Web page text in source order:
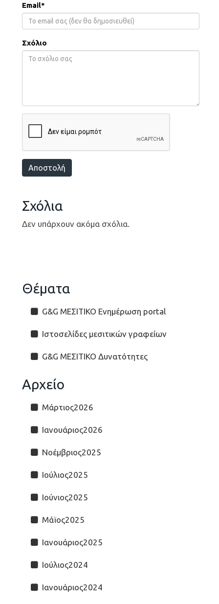
Email*
Σχόλιο
Αποστολή
Σχόλια
Δεν υπάρχουν ακόμα σχόλια.
Θέματα
G&G ΜΕΣΙΤΙΚΟ Ενημέρωση portal
Ιστοσελίδες μεσιτικών γραφείων
G&G ΜΕΣΙΤΙΚΟ Δυνατότητες
Αρχείο
Μάρτιος2026
Ιανουάριος2026
Νοέμβριος2025
Ιούλιος2025
Ιούνιος2025
Μάϊος2025
Ιανουάριος2025
Ιούλιος2024
Ιανουάριος2024